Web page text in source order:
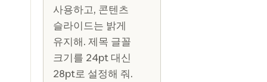
사용하고, 콘텐츠
슬라이드는 밝게
유지해. 제목 글꼴
크기를 24pt 대신
28pt로 설정해 줘.